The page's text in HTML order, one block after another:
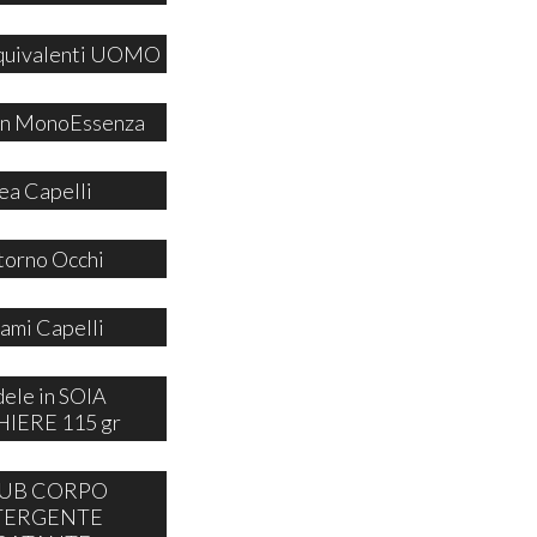
UOMO
MonoEssenza
Capelli
Occhi
Capelli
in SOIA
115 gr
CORPO